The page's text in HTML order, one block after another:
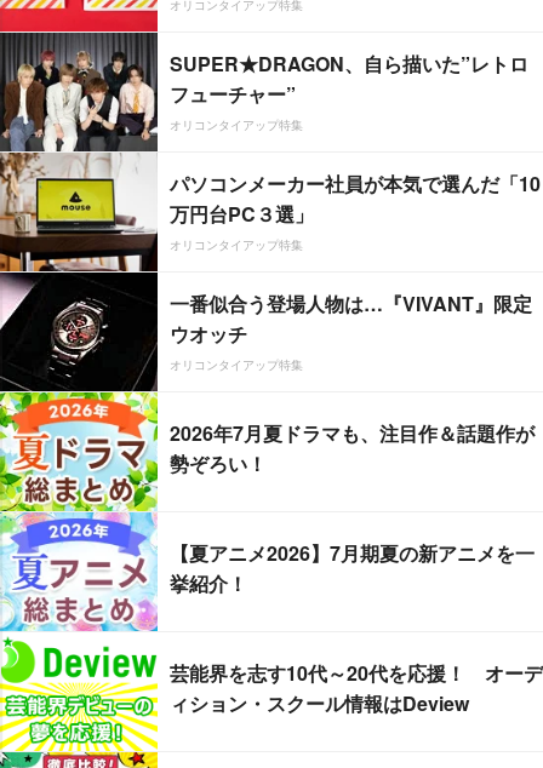
オリコンタイアップ特集
SUPER★DRAGON、自ら描いた”レトロ
フューチャー”
オリコンタイアップ特集
パソコンメーカー社員が本気で選んだ「10
万円台PC３選」
オリコンタイアップ特集
一番似合う登場人物は…『VIVANT』限定
ウオッチ
オリコンタイアップ特集
2026年7月夏ドラマも、注目作＆話題作が
勢ぞろい！
【夏アニメ2026】7月期夏の新アニメを一
挙紹介！
芸能界を志す10代～20代を応援！ オーデ
ィション・スクール情報はDeview